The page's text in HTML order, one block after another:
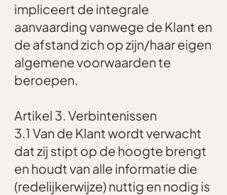
impliceert de integrale
aanvaarding vanwege de Klant en
de afstand zich op zijn/haar eigen
algemene voorwaarden te
beroepen.
Artikel 3. Verbintenissen
3.1 Van de Klant wordt verwacht
dat zij stipt op de hoogte brengt
en houdt van alle informatie die
(redelijkerwijze) nuttig en nodig is